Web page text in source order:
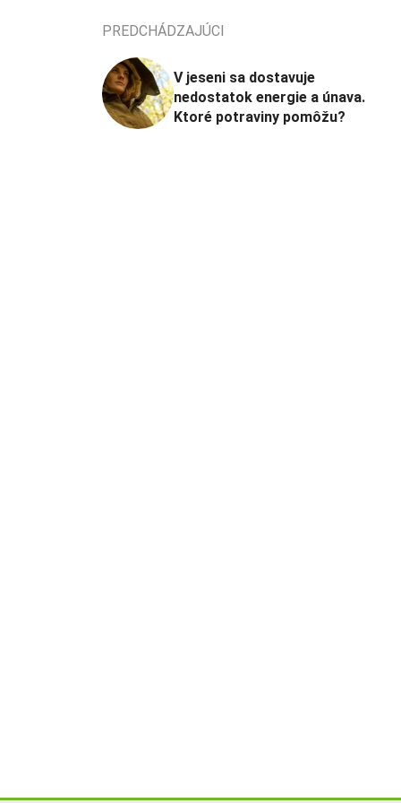
PREDCHÁDZAJÚCI
V jeseni sa dostavuje
nedostatok energie a únava.
Ktoré potraviny pomôžu?